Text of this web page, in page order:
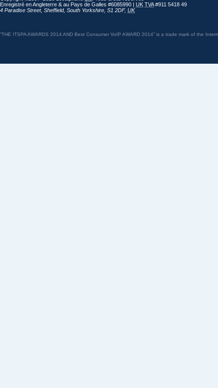
Enregistré en Angleterre & au Pays de Galles #6085990 | UK TVA#911 5418 49
4 Paradise Street, Sheffield, South Yorkshire S1 2DF, UK
“THE ITSPA AWARDS 2014 AND Best Consumer VoIP AWARD 2014” is a trade mark of the